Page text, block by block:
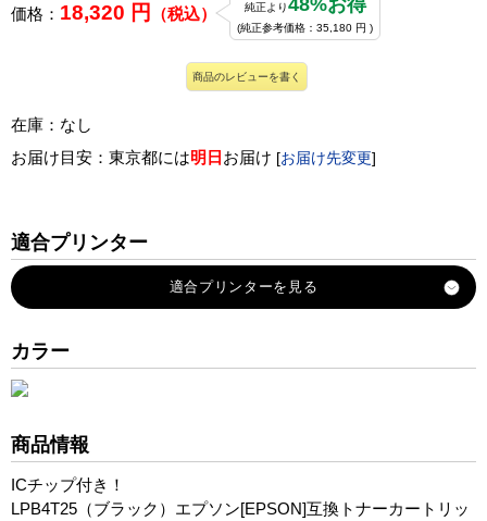
価格： 18,320 円 （税込） 純正より
(純正参考価格：35,180 円 )
商品のレビューを書く
在庫：なし
お届け目安：東京都には明日 お届け [お届け先変更]
適合プリンター
LP-S280NC0
LP-S28DNC9
カラー
商品情報
ICチップ付き！
LPB4T25（ブラック）エプソン[EPSON]互換トナーカートリッ